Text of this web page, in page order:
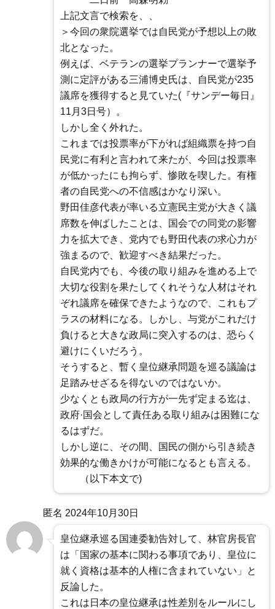
上記文言で検索を、、
＞今回の衆院選挙では自民党が予想以上の敗
北となった。
例えば、ベテランの選挙プランナーで選挙予
測に定評がある三浦博史氏は、自民党が235
議席を獲得すると見ていた(『サンデー毎日』
11月3日号）。
しかし全く外れた。
これまでは投票率が下がれば組織票を持つ自
民党に有利と言われて来たが、今回は投票率
が低かったにも拘らず、惨敗を喫した。有権
者の自民党への不信感はかなり深い。
野田佳彦代表が率いる立憲民主党が大きく議
席数を伸ばしたことは、国会での同党の影響
力を拡大でき、党内でも野田代表の求心力が
強まるので、歓迎すべき結果だった。
自民党内でも、今後の取り組みを進める上で
大切な役割を果たしてくれそうな人材はそれ
ぞれ議席を確保できたようなので、これもプ
ラスの材料になる。しかし、与党がこれだけ
負けると大きな政局に突入するのは、恐らく
避けにくいだろう。
そうすると、暫く皇位継承問題を巡る議論は
足踏みせざるを得ないのではないか。
少なくとも政局の行方が一先ず定まる迄は、
政府·国会として責任ある取り組みは困難にな
るはずだ。
しかし逆に、その間、国民の側から引き続き
効果的な働きかけが可能になるとも言える。
（以下本文で)
匿名 2024年10月30日
皇位継承巡る国連委勧告対して、林官房長官
は「国家の基本に関わる事項であり、皇位に
就く資格は基本的人権に含まれていない」と
反論した。
これは日本の皇位継承は性差別をルールにし